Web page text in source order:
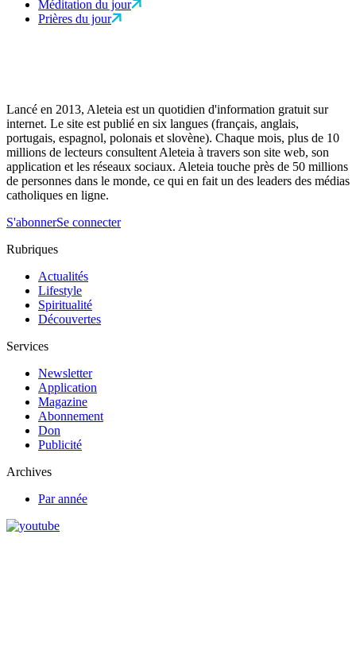
Méditation du jour
Prières du jour
Lancé en 2013, Aleteia est un quotidien d'information gratuit sur
internet. Le site est publié en six langues (français, anglais,
portugais, espagnol, polonais et slovène). Chaque mois, plus de 10
millions de lecteurs consultent Aleteia à travers son site web, son
application et les réseaux sociaux. Aleteia touche près de 50 millions
de personnes dans le monde, ce qui en fait un des leaders des médias
catholiques en ligne.
S'abonnerSe connecter
Rubriques
Actualités
Lifestyle
Spiritualité
Découvertes
Services
Newsletter
Application
Magazine
Abonnement
Don
Publicité
Archives
Par année